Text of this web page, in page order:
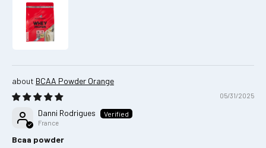
BCAA Powder Orange
05/31/2025
Danni Rodrigues
France
Bcaa powder